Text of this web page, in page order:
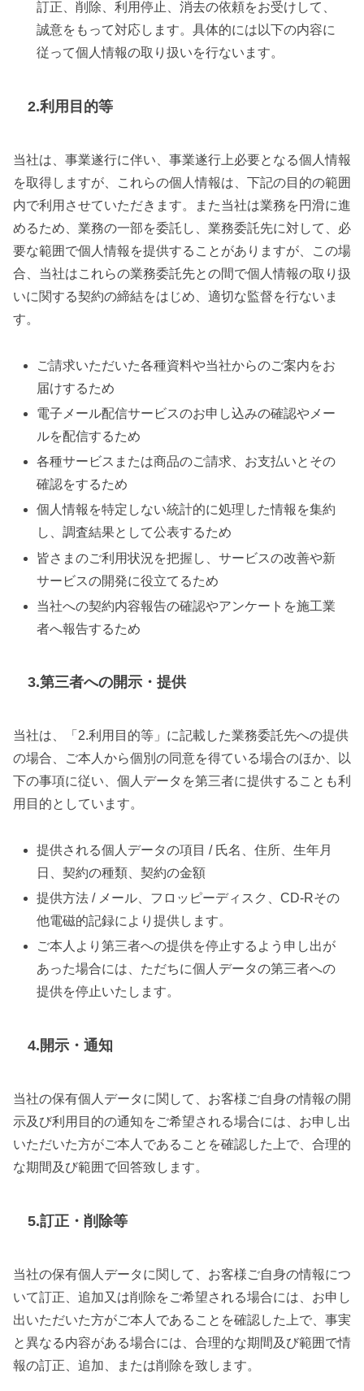
訂正、削除、利用停止、消去の依頼をお受けして、
誠意をもって対応します。具体的には以下の内容に
従って個人情報の取り扱いを行ないます。
2.利用目的等
当社は、事業遂行に伴い、事業遂行上必要となる個人情報
を取得しますが、これらの個人情報は、下記の目的の範囲
内で利用させていただきます。また当社は業務を円滑に進
めるため、業務の一部を委託し、業務委託先に対して、必
要な範囲で個人情報を提供することがありますが、この場
合、当社はこれらの業務委託先との間で個人情報の取り扱
いに関する契約の締結をはじめ、適切な監督を行ないま
す。
ご請求いただいた各種資料や当社からのご案内をお
届けするため
電子メール配信サービスのお申し込みの確認やメー
ルを配信するため
各種サービスまたは商品のご請求、お支払いとその
確認をするため
個人情報を特定しない統計的に処理した情報を集約
し、調査結果として公表するため
皆さまのご利用状況を把握し、サービスの改善や新
サービスの開発に役立てるため
当社への契約内容報告の確認やアンケートを施工業
者へ報告するため
3.第三者への開示・提供
当社は、「2.利用目的等」に記載した業務委託先への提供
の場合、ご本人から個別の同意を得ている場合のほか、以
下の事項に従い、個人データを第三者に提供することも利
用目的としています。
提供される個人データの項目 / 氏名、住所、生年月
日、契約の種類、契約の金額
提供方法 / メール、フロッピーディスク、CD-Rその
他電磁的記録により提供します。
ご本人より第三者への提供を停止するよう申し出が
あった場合には、ただちに個人データの第三者への
提供を停止いたします。
4.開示・通知
当社の保有個人データに関して、お客様ご自身の情報の開
示及び利用目的の通知をご希望される場合には、お申し出
いただいた方がご本人であることを確認した上で、合理的
な期間及び範囲で回答致します。
5.訂正・削除等
当社の保有個人データに関して、お客様ご自身の情報につ
いて訂正、追加又は削除をご希望される場合には、お申し
出いただいた方がご本人であることを確認した上で、事実
と異なる内容がある場合には、合理的な期間及び範囲で情
報の訂正、追加、または削除を致します。